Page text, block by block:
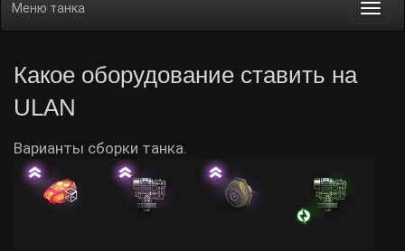
Меню танка
Какое оборудование ставить на
ULAN
Варианты сборки танка.